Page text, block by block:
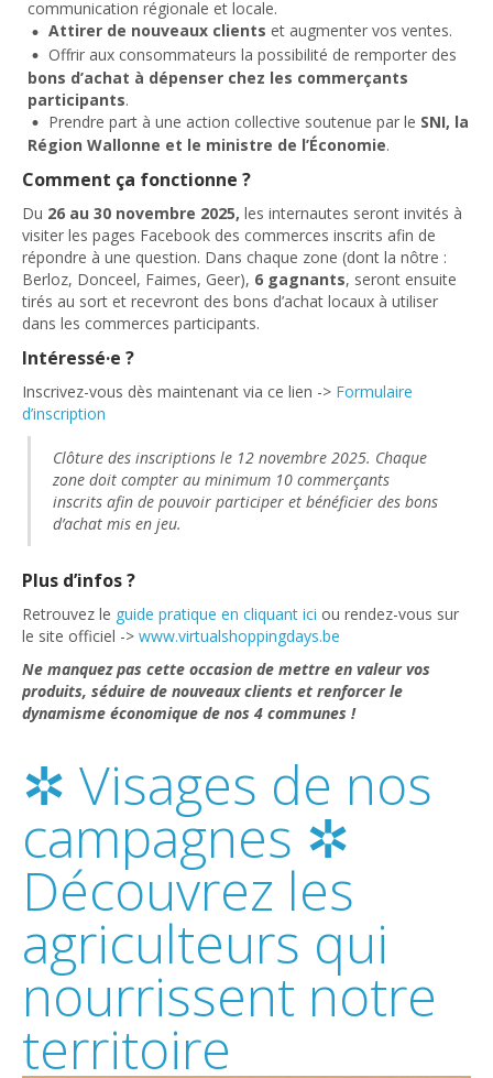
communication régionale et locale.
Attirer de nouveaux clients et augmenter vos ventes.
Offrir aux consommateurs la possibilité de remporter des
bons d’achat à dépenser chez les commerçants
participants.
Prendre part à une action collective soutenue par le SNI, la
Région Wallonne et le ministre de l’Économie.
Comment ça fonctionne ?
Du 26 au 30 novembre 2025, les internautes seront invités à
visiter les pages Facebook des commerces inscrits afin de
répondre à une question. Dans chaque zone (dont la nôtre :
Berloz, Donceel, Faimes, Geer), 6 gagnants, seront ensuite
tirés au sort et recevront des bons d’achat locaux à utiliser
dans les commerces participants.
Intéressé·e ?
Inscrivez-vous dès maintenant via ce lien -> Formulaire
d’inscription
Clôture des inscriptions le 12 novembre 2025. Chaque
zone doit compter au minimum 10 commerçants
inscrits afin de pouvoir participer et bénéficier des bons
d’achat mis en jeu.
Plus d’infos ?
Retrouvez le guide pratique en cliquant ici ou rendez-vous sur
le site officiel -> www.virtualshoppingdays.be
Ne manquez pas cette occasion de mettre en valeur vos
produits, séduire de nouveaux clients et renforcer le
dynamisme économique de nos 4 communes !
✲ Visages de nos
campagnes ✲
Découvrez les
agriculteurs qui
nourrissent notre
territoire